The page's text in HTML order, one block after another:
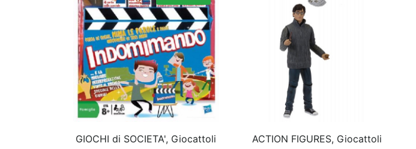
GIOCHI di SOCIETA', Giocattoli
ACTION FIGURES, Giocattoli